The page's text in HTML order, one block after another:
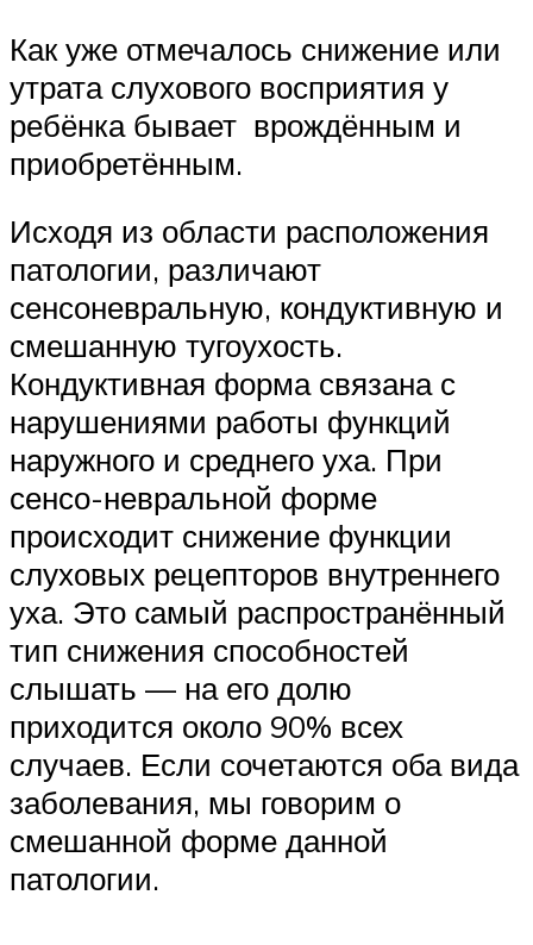
Как уже отмечалось снижение или
утрата слухового восприятия у
ребёнка бывает врождённым и
приобретённым.
Исходя из области расположения
патологии, различают
сенсоневральную, кондуктивную и
смешанную тугоухость.
Кондуктивная форма связана с
нарушениями работы функций
наружного и среднего уха. При
сенсо-невральной форме
происходит снижение функции
слуховых рецепторов внутреннего
уха. Это самый распространённый
тип снижения способностей
слышать — на его долю
приходится около 90% всех
случаев. Если сочетаются оба вида
заболевания, мы говорим о
смешанной форме данной
патологии.